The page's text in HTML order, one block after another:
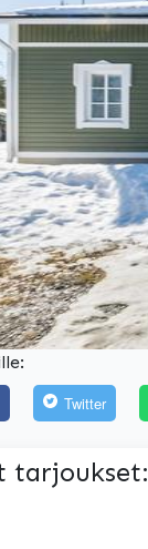
Twitter
tarjoukset: